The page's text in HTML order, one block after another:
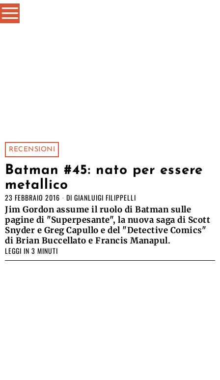
RECENSIONI
Batman #45: nato per essere
metallico
23 FEBBRAIO 2016 DI GIANLUIGI FILIPPELLI
Jim Gordon assume il ruolo di Batman sulle
pagine di "Superpesante", la nuova saga di Scott
Snyder e Greg Capullo e del "Detective Comics"
di Brian Buccellato e Francis Manapul.
LEGGI IN 3 MINUTI